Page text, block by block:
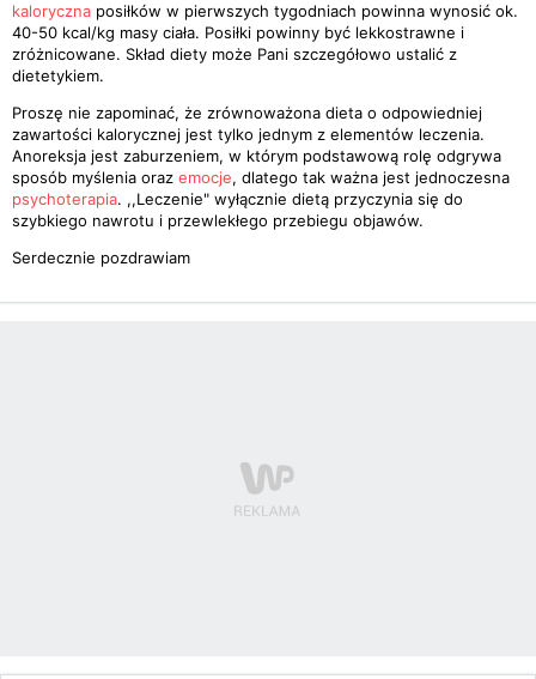
kaloryczna posiłków w pierwszych tygodniach powinna wynosić ok.
40-50 kcal/kg masy ciała. Posiłki powinny być lekkostrawne i
zróżnicowane. Skład diety może Pani szczegółowo ustalić z
dietetykiem.
Proszę nie zapominać, że zrównoważona dieta o odpowiedniej
zawartości kalorycznej jest tylko jednym z elementów leczenia.
Anoreksja jest zaburzeniem, w którym podstawową rolę odgrywa
sposób myślenia oraz emocje, dlatego tak ważna jest jednoczesna
psychoterapia. ,,Leczenie" wyłącznie dietą przyczynia się do
szybkiego nawrotu i przewlekłego przebiegu objawów.
Serdecznie pozdrawiam